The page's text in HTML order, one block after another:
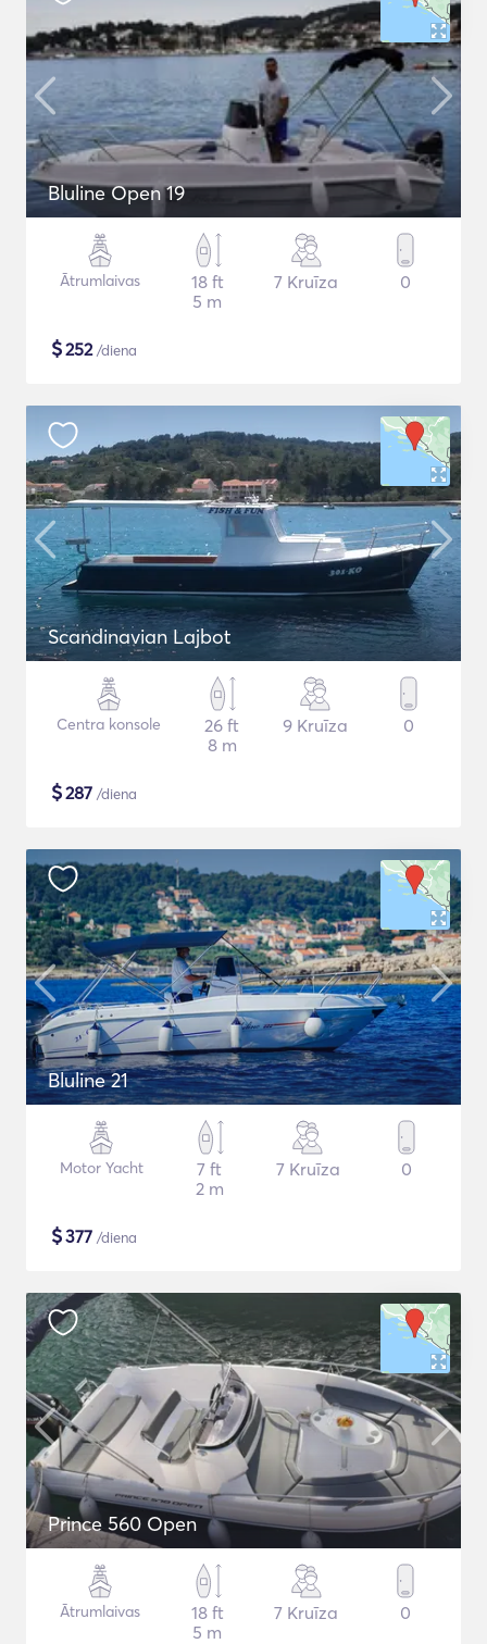
Bluline Open 19
Ātrumlaivas
18 ft
5 m
7 Kruīza 0
$252/diena
Scandinavian Lajbot
Centra konsole
26 ft
8 m
9 Kruīza 0
$287 /diena
Bluline 21
Motor Yacht
7 ft
2 m
7 Kruīza 0
$377 /diena
Prince 560 Open
Ātrumlaivas
18 ft
5 m
7 Kruīza 0